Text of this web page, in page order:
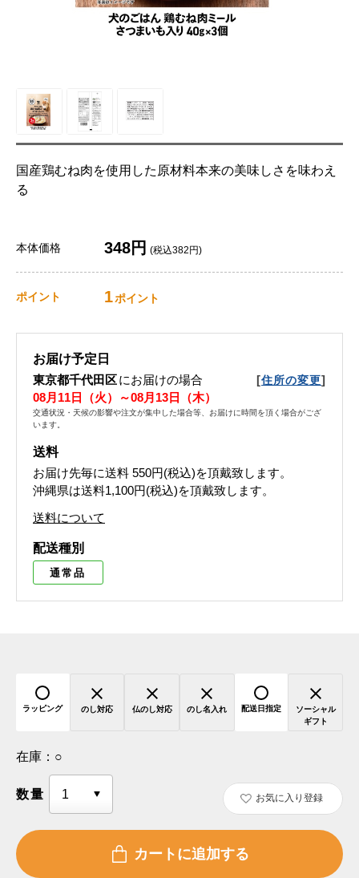
国産鶏むね肉を使用した原材料本来の美味しさを味わえ
る
本体価格 348円 (税込382円)
ポイント 1ポイント
お届け予定日
東京都千代田区にお届けの場合 [住所の変更]
08月11日（火）～08月13日（木）
交通状況・天候の影響や注文が集中した場合等、お届けに時間を頂く場合がござ
います。
送料
お届け先毎に送料 550円(税込)を頂戴致します。
沖縄県は送料1,100円(税込)を頂戴致します。
送料について
配送種別
通常品
ラッピング のし対応 仏のし対応 のし名入れ 配送日指定
ソーシャル
ギフト
在庫： ○
数量 お気に入り登録